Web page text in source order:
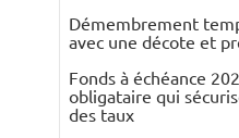
Démembrement
avec une décote et
Fonds à échéance
obligataire qui
des taux